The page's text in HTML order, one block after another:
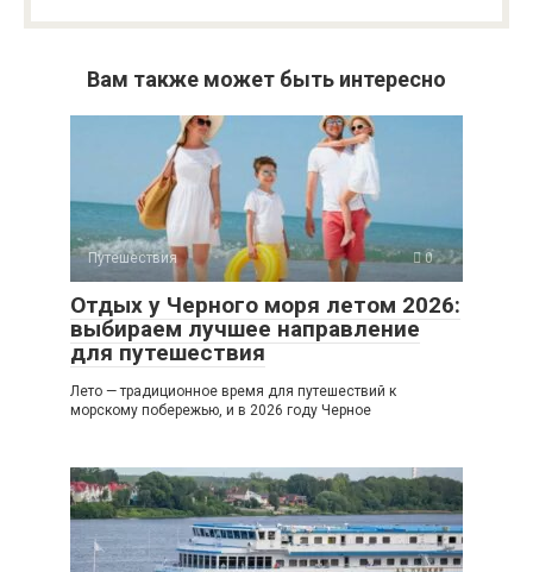
Вам также может быть интересно
Путешествия 0
Отдых у Черного моря летом 2026:
выбираем лучшее направление
для путешествия
Лето — традиционное время для путешествий к
морскому побережью, и в 2026 году Черное